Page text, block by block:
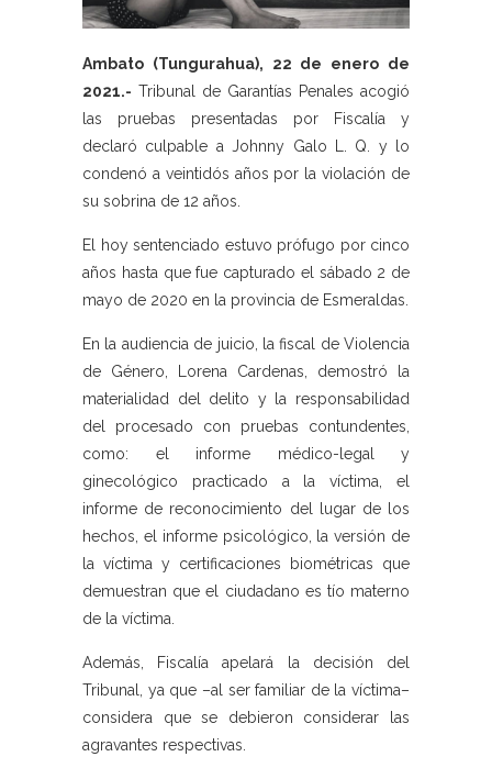
Ambato (Tungurahua), 22 de enero de
2021.- Tribunal de Garantías Penales acogió
las pruebas presentadas por Fiscalía y
declaró culpable a Johnny Galo L. Q. y lo
condenó a veintidós años por la violación de
su sobrina de 12 años.
El hoy sentenciado estuvo prófugo por cinco
años hasta que fue capturado el sábado 2 de
mayo de 2020 en la provincia de Esmeraldas.
En la audiencia de juicio, la fiscal de Violencia
de Género, Lorena Cardenas, demostró la
materialidad del delito y la responsabilidad
del procesado con pruebas contundentes,
como: el informe médico-legal y
ginecológico practicado a la víctima, el
informe de reconocimiento del lugar de los
hechos, el informe psicológico, la versión de
la víctima y certificaciones biométricas que
demuestran que el ciudadano es tío materno
de la víctima.
Además, Fiscalía apelará la decisión del
Tribunal, ya que –al ser familiar de la víctima–
considera que se debieron considerar las
agravantes respectivas.